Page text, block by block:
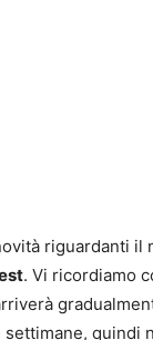
riguardanti il
. Vi ricordiamo
quindi